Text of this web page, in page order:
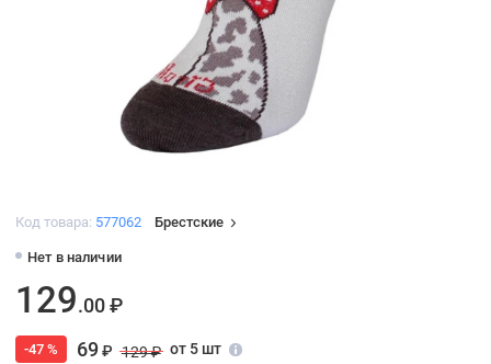
Код товара: 577062 Брестские
Нет в наличии
129.00 ₽
-47 % 69₽ 129 ₽ от 5 шт